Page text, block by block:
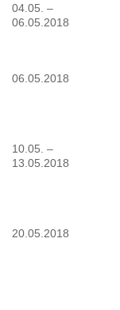
04.05. –
06.05.2018
06.05.2018
10.05. –
13.05.2018
20.05.2018